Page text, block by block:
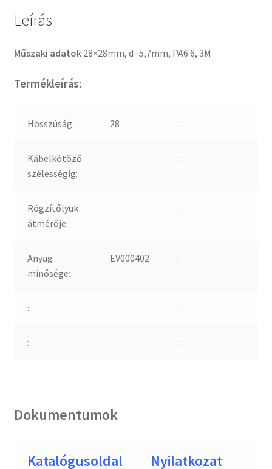
Leírás
Műszaki adatok 28×28mm, d=5,7mm, PA6.6, 3M
Termékleírás:
Hosszúság: 28 :
Kábelkötöző
szélességig:
:
Rögzítőlyuk
átmérője:
:
Anyag
minősége:
EV000402 :
: :
: :
Dokumentumok
Katalógusoldal Nyilatkozat